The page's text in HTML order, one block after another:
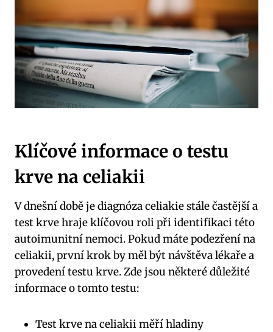
Klíčové informace o testu
krve na celiakii
V dnešní době je diagnóza celiakie stále častější a
test krve hraje klíčovou roli při identifikaci této
autoimunitní nemoci. Pokud máte podezření na
celiakii, první krok by měl být návštěva lékaře a
provedení testu krve. Zde jsou některé důležité
informace o tomto testu:
Test krve na celiakii měří hladiny